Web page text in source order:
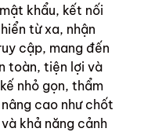
khẩu, kết nối
từ xa, nhận
cập, mang đến
toàn, tiện lợi và
nhỏ gọn, thẩm
cao như chốt
khả năng cảnh